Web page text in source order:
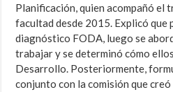
Planificación, quien acompañó el
facultad desde 2015. Explicó que
diagnóstico FODA, luego se
trabajar y se determinó cómo
Desarrollo. Posteriormente,
conjunto con la comisión que